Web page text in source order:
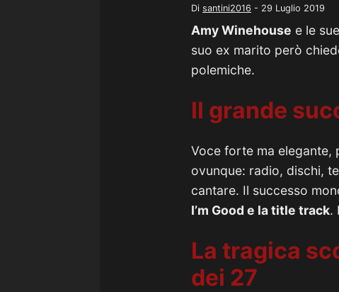
Di santini2016 - 29 Luglio 2019
Amy Winehouse e le
suo ex marito però
polemiche.
Il grande
Voce forte ma elegante,
ovunque: radio, dischi,
cantare. Il successo
I’m Good e la title track.
La tragica
dei 27